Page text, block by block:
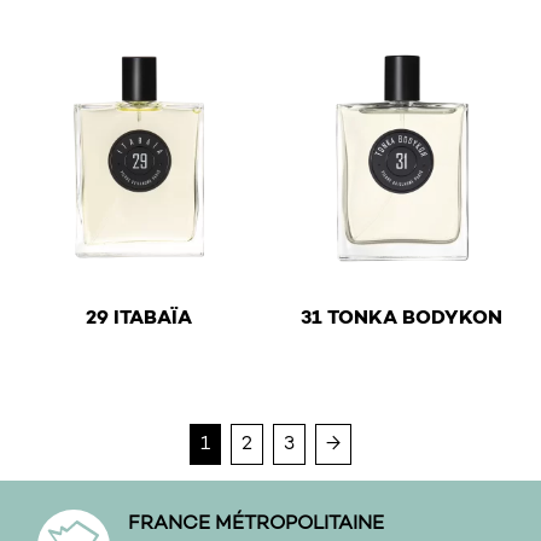
29 ITABAÏA
€
31 TONKA BODYKON
1 2 3 →
FRANCE MÉTROPOLITAINE